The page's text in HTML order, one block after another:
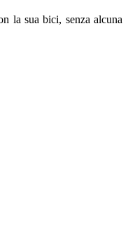
la sua bici, senza alcuna